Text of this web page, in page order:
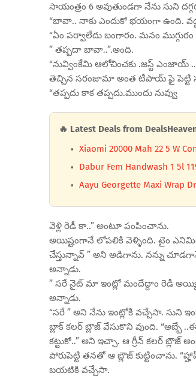
సాయంత్రం 6 అవుతుండగా నేను సుని
“బావా.. నాకు ఎందుకో భయంగా ఉంది.
“ఏం పర్వాలేదు బంగారం. మనం
” తప్పదా బావా..”.అంది.
“నువ్వింకేమి ఆలోచించకు .జస్ట్
తెచ్చిన సరంజామా అంత టీపాయ్ ఫై పెట్టి
“తప్పదు కాక తప్పదు.ముందు నువ్వు
🔥 Latest Deals from
Xiaomi 20000 Mah 22 5 W
Dabur Fem Handwash 1 5l
Aayu Georgette Maxi Wrap
వెళ్లి రెడీ కా..” అంటూ పంపించాను.
అయిష్టంగానే లోపలికి వెళ్ళింది. టైం
చేస్తున్నావ్ ” అని అడిగాను. నన్ను
అన్నాడు.
” సరే నైట్ మా ఇంట్లో మందేద్దాం రెడీ
అన్నాడు.
“సరే ” అని నేను ఇంట్లోకి వచ్చేసా. సుని
బ్లాక్ కలర్ బ్లౌజ్ వేసుకొని వుంది. “అబ్బే
కట్టుకో..” అని ఇచ్చా. ఆ గ్రీన్ కలర్ బ్లౌజ్
పోరుపెట్టి తనతో ఆ బ్లౌజ్ కుట్టించాను.
బయటికి వచ్చేసా.